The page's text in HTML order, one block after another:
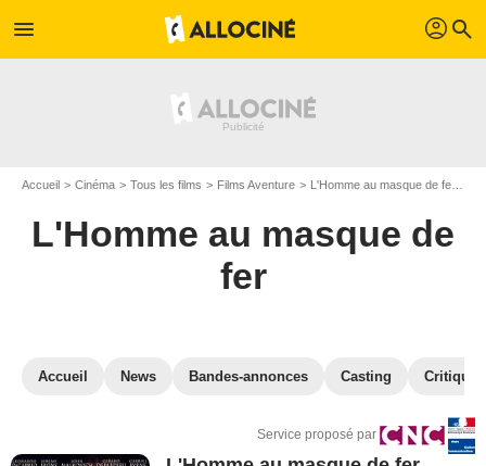
menu profil search
Accueil Cinéma Tous les films Films Aventure L'Homme au masque de fer
L'Homme au masque de
fer
Accueil News Bandes-annonces Casting
Service proposé par